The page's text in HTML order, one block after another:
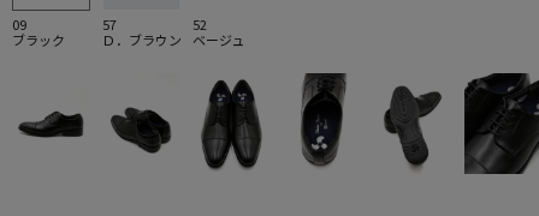
09
ブラック
57
Ｄ．ブラウン
52
ベージュ